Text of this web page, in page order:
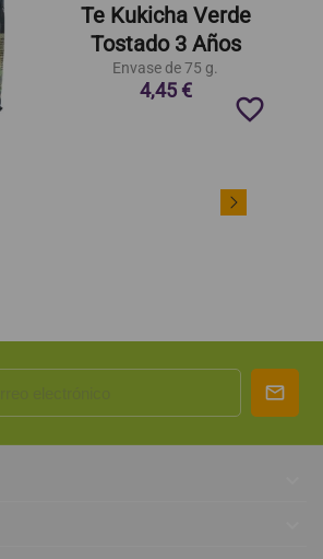
Te Kukicha Verde
Tostado 3 Años
Envase de 75 g.
4,45 €
favorite_border